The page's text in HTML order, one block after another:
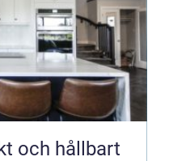
och hållbart